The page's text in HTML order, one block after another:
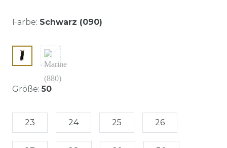
Farbe: Schwarz (090)
Größe: 50
23 24 25 26